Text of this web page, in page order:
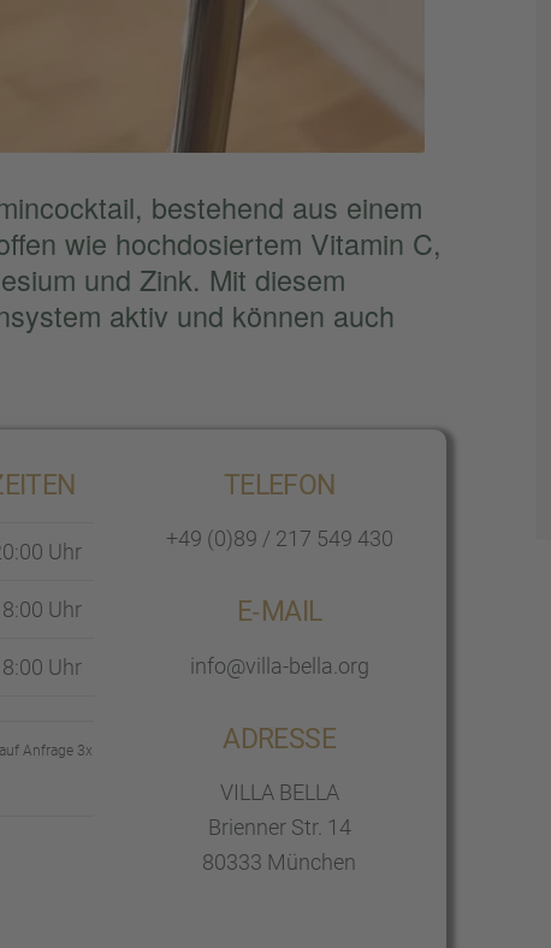
bestehend aus einem
wie hochdo­sier­tem Vitamin C,
und Zink. Mit diesem
aktiv und können auch
Uhr
Uhr
Uhr
Anfrage 3x
TELEFON
+49 (0)89 / 217 549 430
E‑MAIL
info@villa-bella.org
ADRESSE
VILLA BELLA
Brien­ner Str. 14
80333 München